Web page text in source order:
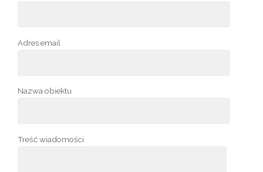
Adres email
Nazwa obiektu
Treść wiadomości